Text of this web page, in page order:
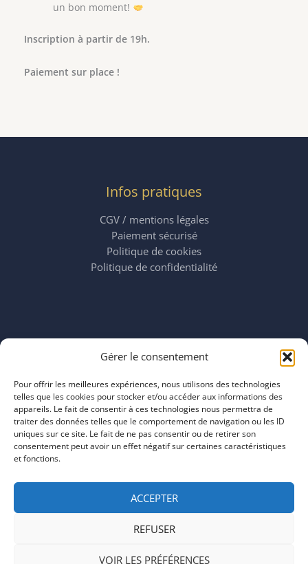
Gérer le consentement
Pour offrir les meilleures expériences, nous utilisons des technologies
telles que les cookies pour stocker et/ou accéder aux informations des
appareils. Le fait de consentir à ces technologies nous permettra de
traiter des données telles que le comportement de navigation ou les ID
uniques sur ce site. Le fait de ne pas consentir ou de retirer son
consentement peut avoir un effet négatif sur certaines caractéristiques
et fonctions.
ACCEPTER
REFUSER
VOIR LES PRÉFÉRENCES
un bon moment!
Inscription à partir de 19h.
Paiement sur place !
Infos pratiques
CGV / mentions légales
Paiement sécurisé
Politique de cookies
Politique de confidentialité
mardi 11:00–23:00
jeudi 11:00–23:00
vendredi 11:00–23:00
samedi 11:00–20:00
dimanche 11:00–20:00